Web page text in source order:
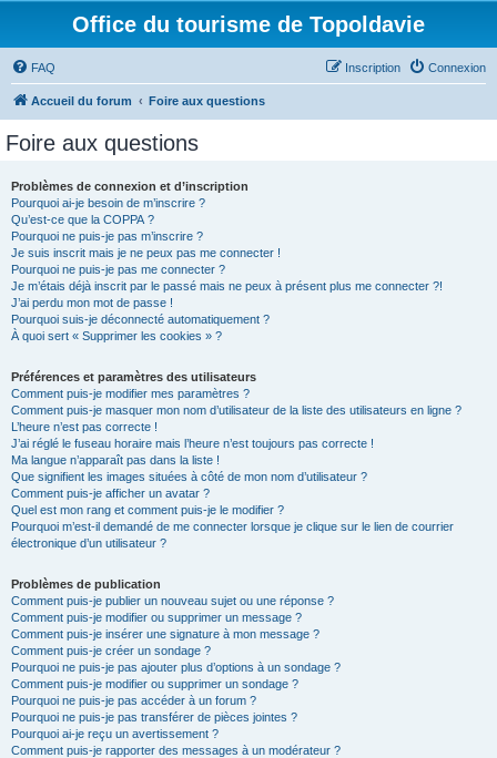
Office du tourisme de Topoldavie
FAQ Connexion
Inscription
Accueil du forum Foire aux questions
Foire aux questions
Problèmes de connexion et d’inscription
Pourquoi ai-je besoin de m’inscrire ?
Qu’est-ce que la COPPA ?
Pourquoi ne puis-je pas m’inscrire ?
Je suis inscrit mais je ne peux pas me connecter !
Pourquoi ne puis-je pas me connecter ?
Je m’étais déjà inscrit par le passé mais ne peux à présent plus me connecter ?!
J’ai perdu mon mot de passe !
Pourquoi suis-je déconnecté automatiquement ?
À quoi sert « Supprimer les cookies » ?
Préférences et paramètres des utilisateurs
Comment puis-je modifier mes paramètres ?
Comment puis-je masquer mon nom d’utilisateur de la liste des utilisateurs en ligne ?
L’heure n’est pas correcte !
J’ai réglé le fuseau horaire mais l’heure n’est toujours pas correcte !
Ma langue n’apparaît pas dans la liste !
Que signifient les images situées à côté de mon nom d’utilisateur ?
Comment puis-je afficher un avatar ?
Quel est mon rang et comment puis-je le modifier ?
Pourquoi m’est-il demandé de me connecter lorsque je clique sur le lien de courrier
électronique d’un utilisateur ?
Problèmes de publication
Comment puis-je publier un nouveau sujet ou une réponse ?
Comment puis-je modifier ou supprimer un message ?
Comment puis-je insérer une signature à mon message ?
Comment puis-je créer un sondage ?
Pourquoi ne puis-je pas ajouter plus d’options à un sondage ?
Comment puis-je modifier ou supprimer un sondage ?
Pourquoi ne puis-je pas accéder à un forum ?
Pourquoi ne puis-je pas transférer de pièces jointes ?
Pourquoi ai-je reçu un avertissement ?
Comment puis-je rapporter des messages à un modérateur ?